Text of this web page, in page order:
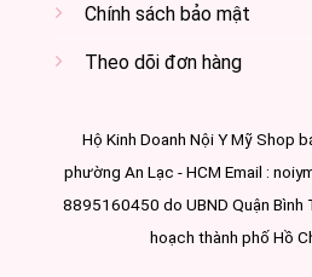
Chính sách bảo mật
Theo dõi đơn hàng
Hộ Kinh Doanh Nội Y Mỹ Shop
phường An Lạc - HCM Email :
8895160450 do UBND Quận Bình
hoạch thành phố Hồ